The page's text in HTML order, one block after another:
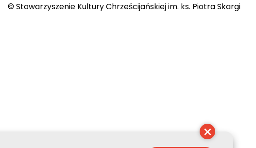
© Stowarzyszenie Kultury Chrześcijańskiej im. ks. Piotra Skargi
×